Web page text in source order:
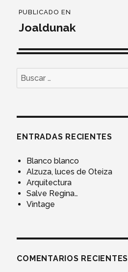
de
entradas
PUBLICADO EN
Joaldunak
Buscar
por:
ENTRADAS RECIENTES
Blanco blanco
Alzuza, luces de Oteiza
Arquitectura
Salve Regina…
Vintage
COMENTARIOS RECIENTES